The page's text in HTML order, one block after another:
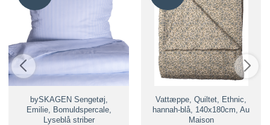
bySKAGEN Sengetøj,
Emilie, Bomuldspercale,
Lyseblå striber
Vattæppe, Quiltet, Ethnic,
hannah-blå, 140x180cm, Au
Maison